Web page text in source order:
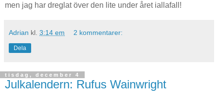
men jag har dreglat över den lite under året iallafall!
Adrian kl. 3:14 em 2 kommentarer:
Dela
tisdag, december 4
Julkalendern: Rufus Wainwright